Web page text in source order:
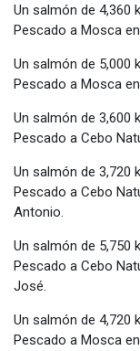
Un salmón de 4,360
Pescado a Mosca
Un salmón de 5,000
Pescado a Mosca
Un salmón de 3,600
Pescado a Cebo
Un salmón de 3,720
Pescado a Cebo
Antonio.
Un salmón de 5,750
Pescado a Cebo
José.
Un salmón de 4,720
Pescado a Mosca